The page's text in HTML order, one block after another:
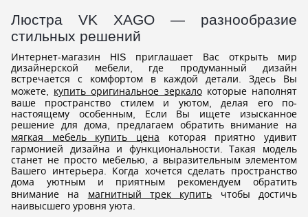
Люстра VK XAGO — разнообразие
стильных решений
Интернет-магазин HIS приглашает Вас открыть мир
дизайнерской мебели, где продуманный дизайн
встречается с комфортом в каждой детали. Здесь Вы
можете, купить оригинальное зеркалокоторые наполнят
ваше пространство стилем и уютом, делая его по-
настоящему особенным, Если Вы ищете изысканное
решение для дома, предлагаем обратить внимание на
мягкая мебель купить цена которая приятно удивит
гармонией дизайна и функциональности. Такая модель
станет не просто мебелью, а выразительным элементом
Вашего интерьера. Когда хочется сделать пространство
дома уютным и приятным рекомендуем обратить
внимание на магнитный трек купить чтобы достичь
наивысшего уровня уюта.